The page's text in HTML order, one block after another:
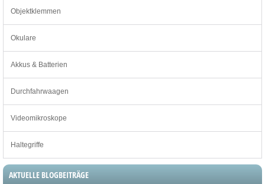
Objektklemmen
Okulare
Akkus & Batterien
Durchfahrwaagen
Videomikroskope
Haltegriffe
AKTUELLE BLOGBEITRÄGE